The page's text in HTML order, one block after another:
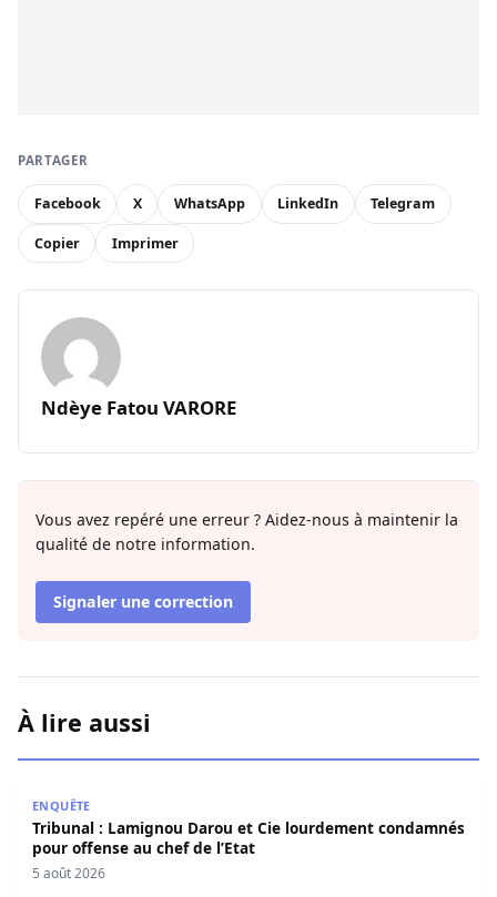
PARTAGER
Facebook X WhatsApp LinkedIn Telegram
Copier Imprimer
Ndèye Fatou VARORE
Vous avez repéré une erreur ? Aidez-nous à maintenir la
qualité de notre information.
Signaler une correction
À lire aussi
ENQUÊTE
Tribunal : Lamignou Darou et Cie lourdement condamnés
pour offense au chef de l’Etat
5 août 2026